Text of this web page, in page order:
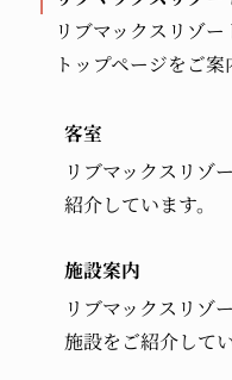
リブマックスリゾ
トップページをご案
客室
リブマックスリゾ
紹介しています。
施設案内
リブマックスリゾ
施設をご紹介してい